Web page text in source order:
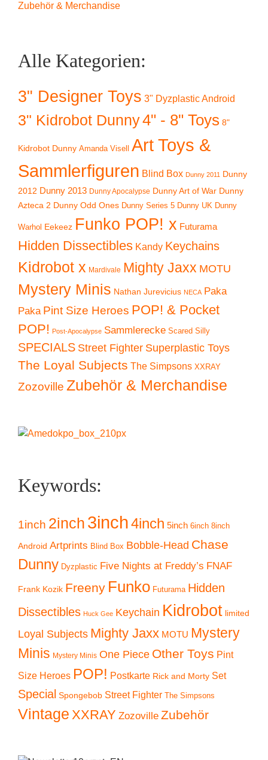
Zubehör & Merchandise
Alle Kategorien:
3" Designer Toys 3" Dyzplastic Android
3" Kidrobot Dunny4" - 8" Toys 8"
Kidrobot Dunny Amanda Visell Art Toys &
Sammlerfiguren Blind Box Dunny 2011 Dunny
2012 Dunny 2013 Dunny Apocalypse Dunny Art of War Dunny
Azteca 2 Dunny Odd Ones Dunny Series 5 Dunny UK Dunny
Warhol Eekeez Funko POP! x Futurama
Hidden Dissectibles Kandy Keychains
Kidrobot x Mardivale Mighty Jaxx MOTU
Mystery Minis Nathan Jurevicius NECA Paka
Paka Pint Size Heroes POP! & Pocket
POP! Post-Apocalypse Sammlerecke Scared Silly
SPECIALS Street Fighter Superplastic Toys
The Loyal Subjects The Simpsons XXRAY
Zozoville Zubehör & Merchandise
Keywords:
1inch 2inch 3inch4inch 5inch 6inch 8inch
Android Artprints Blind Box Bobble-Head Chase
Dunny Dyzplastic Five Nights at Freddy’s FNAF
Frank Kozik Freeny Funko Futurama Hidden
Dissectibles Huck Gee Keychain Kidrobot limited
Loyal Subjects Mighty Jaxx MOTU Mystery
Minis Mystery Minis One Piece Other Toys Pint
Size Heroes POP! Postkarte Rick and Morty Set
Special Spongebob Street Fighter The Simpsons
Vintage XXRAY Zozoville Zubehör